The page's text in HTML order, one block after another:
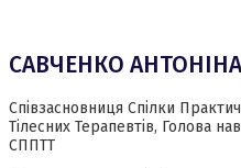
САВЧЕНКО АНТОНІНА
Співзасновниця Спілки
Тілесних Терапевтів, Голова
СППТТ